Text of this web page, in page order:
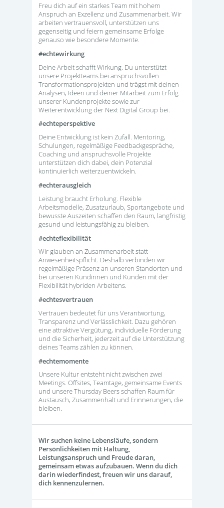
Freu dich auf ein starkes Team mit hohem
Anspruch an Exzellenz und Zusammenarbeit. Wir
arbeiten vertrauensvoll, unterstützen uns
gegenseitig und feiern gemeinsame Erfolge
genauso wie besondere Momente.
#echtewirkung
Deine Arbeit schafft Wirkung. Du unterstützt
unsere Projektteams bei anspruchsvollen
Transformationsprojekten und trägst mit deinen
Analysen, Ideen und deiner Mitarbeit zum Erfolg
unserer Kundenprojekte sowie zur
Weiterentwicklung der Next Digital Group bei.
#echteperspektive
Deine Entwicklung ist kein Zufall. Mentoring,
Schulungen, regelmäßige Feedbackgespräche,
Coaching und anspruchsvolle Projekte
unterstützen dich dabei, dein Potenzial
kontinuierlich weiterzuentwickeln.
#echterausgleich
Leistung braucht Erholung. Flexible
Arbeitsmodelle, Zusatzurlaub, Sportangebote und
bewusste Auszeiten schaffen den Raum, langfristig
gesund und leistungsfähig zu bleiben.
#echteflexibilität
Wir glauben an Zusammenarbeit statt
Anwesenheitspflicht. Deshalb verbinden wir
regelmäßige Präsenz an unseren Standorten und
bei unseren Kundinnen und Kunden mit der
Flexibilität hybriden Arbeitens.
#echtesvertrauen
Vertrauen bedeutet für uns Verantwortung,
Transparenz und Verlässlichkeit. Dazu gehören
eine attraktive Vergütung, individuelle Förderung
und die Sicherheit, jederzeit auf die Unterstützung
deines Teams zählen zu können.
#echtemomente
Unsere Kultur entsteht nicht zwischen zwei
Meetings. Offsites, Teamtage, gemeinsame Events
und unsere Thursday Beers schaffen Raum für
Austausch, Zusammenhalt und Erinnerungen, die
bleiben.
Wir suchen keine Lebensläufe, sondern
Persönlichkeiten mit Haltung,
Leistungsanspruch und Freude daran,
gemeinsam etwas aufzubauen. Wenn du dich
darin wiederfindest, freuen wir uns darauf,
dich kennenzulernen.